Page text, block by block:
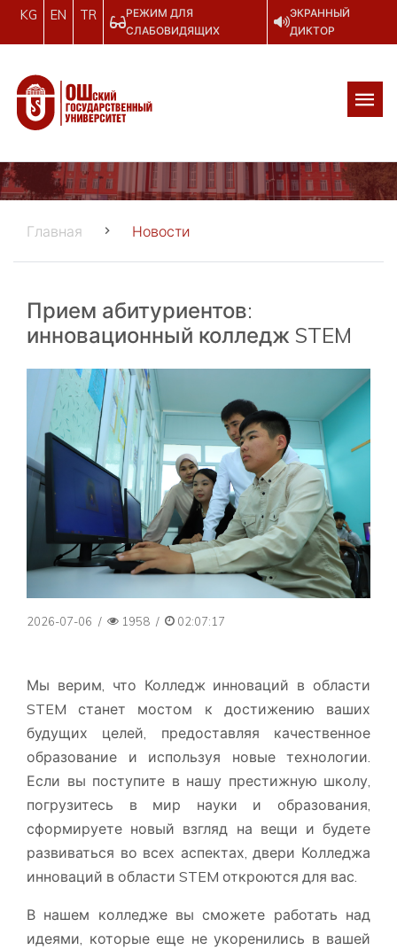
KG EN TR
РЕЖИМ ДЛЯ
СЛАБОВИДЯЩИХ
ЭКРАННЫЙ
ДИКТОР
Главная Новости
Прием абитуриентов:
инновационный колледж STEM
2026-07-06 / 1958 / 02:07:17
Мы верим, что Колледж инноваций в области
STEM станет мостом к достижению ваших
будущих целей, предоставляя качественное
образование и используя новые технологии.
Если вы поступите в нашу престижную школу,
погрузитесь в мир науки и образования,
сформируете новый взгляд на вещи и будете
развиваться во всех аспектах, двери Колледжа
инноваций в области STEM откроются для вас.
В нашем колледже вы сможете работать над
идеями, которые еще не укоренились в вашей